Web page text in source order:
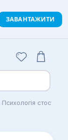
›Психологія стосунків
ЗАВАНТАЖИТИ